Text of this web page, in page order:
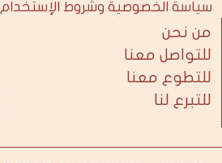
سياسة الخصوصية وشروط الإستخدام
من نحن
للتواصل معنا
للتطوع معنا
للتبرع لنا